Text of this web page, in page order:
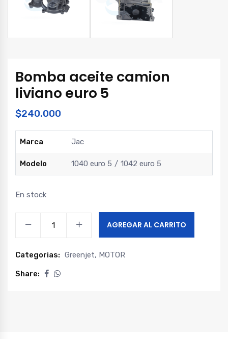
Bomba aceite camion
liviano euro 5
$240.000
Marca Jac
Modelo 1040 euro 5 1042 euro 5
En stock
liviano
euro
AGREGAR AL CARRITO
Categorias: Greenjet, MOTOR
Share: